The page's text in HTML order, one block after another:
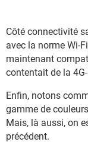
Côté connectivité
avec la norme Wi-
maintenant
contentait de la 4G-
Enfin, notons
gamme de
Mais, là aussi, on
précédent.